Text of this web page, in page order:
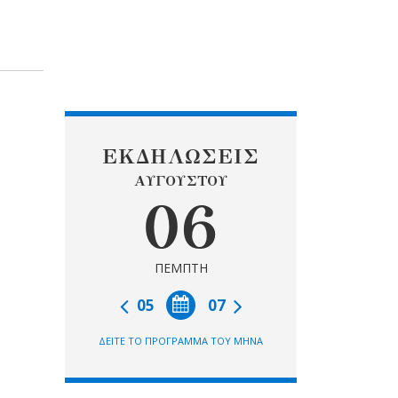
ΕΚΔΗΛΩΣΕΙΣ
ΑΥΓΟΥΣΤΟΥ
06
ΠΕΜΠΤΗ
07
05
ΔΕΙΤΕ ΤΟ ΠΡΟΓΡΑΜΜΑ ΤΟΥ ΜΗΝΑ